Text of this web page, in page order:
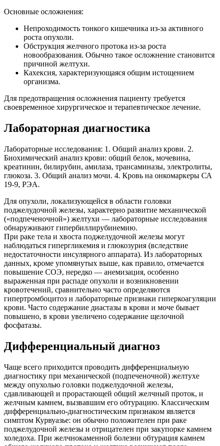
Основные осложнения:
Непроходимость тонкого кишечника из-за активного
роста опухоли.
Обструкция желчного протока из-за роста
новообразования. Обычно такое осложнение становится
причиной желтухи.
Кахексия, характеризующаяся общим истощением
организма.
Для предотвращения осложнения пациенту требуется
своевременное хирургическое и терапевтическое лечение.
Лабораторная диагностика
Лабораторные исследования: 1. Общий анализ крови. 2.
Биохимический анализ крови: общий белок, мочевина,
креатинин, билирубин, амилаза, трансаминазы, электролиты,
глюкоза. 3. Общий анализ мочи. 4. Кровь на онкомаркеры СА
19-9, РЭА.
Для опухоли, локализующейся в области головки
поджелудочной железы, характерно развитие механической
(«подпеченочной») желтухи — лабораторные исследования
обнаруживают гипербиллирубинемию.
При раке тела и хвоста поджелудочной железы могут
наблюдаться гипергликемия и глюкозурия (вследствие
недостаточности инсулярного аппарата). Из лабораторных
данных, кроме упомянутых выше, как правило, отмечается
повышение СОЭ, нередко — анемизация, особенно
выраженная при распаде опухоли и возникновении
кровотечений, сравнительно часто определяются
гипертромбоцитоз и лабораторные признаки гиперкоагуляции
крови. Часто содержание диастазы в крови и моче бывает
повышено, в крови увеличено содержание щелочной
фосфатазы.
Дифференциальный диагноз
Чаще всего приходится проводить дифференциальную
диагностику при механической (подпеченочной) желтухе
между опухолью головки поджелудочной железы,
сдавливающей и прорастающей общий желчный проток, и
желчным камнем, вызвавшим его обтурацию. Классическим
дифференциально-диагностическим признаком является
симптом Курвуазье: он обычно положителен при раке
поджелудочной железы и отрицателен при закупорке камнем
холедоха. При желчнокаменной болезни обтурация камнем